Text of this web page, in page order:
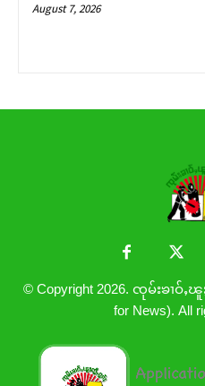
August 7, 2026
© Copyright 2026. ၸုမ်းၶၢဝ်ႇၽူ
for News). All